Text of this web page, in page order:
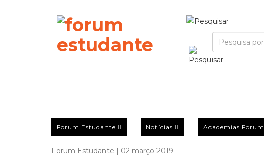
Forum Estudante Notícias Academias Forum
Forum Estudante | 02 março 2019